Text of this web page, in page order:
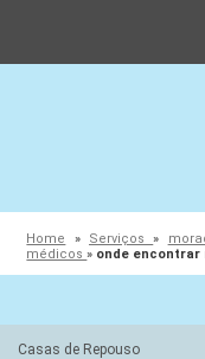
Home » Serviços»
médicos» onde encontrar
Casas de Repouso